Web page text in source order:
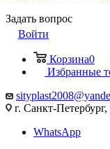
Задать вопрос
Войти
Корзина0
Избранные
г. Санкт-
WhatsApp